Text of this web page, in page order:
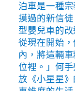
泊車是一種
摸過的新信
型嬰兒車的
從現在開始
內，將這輛
位裡。」何
放《小星星